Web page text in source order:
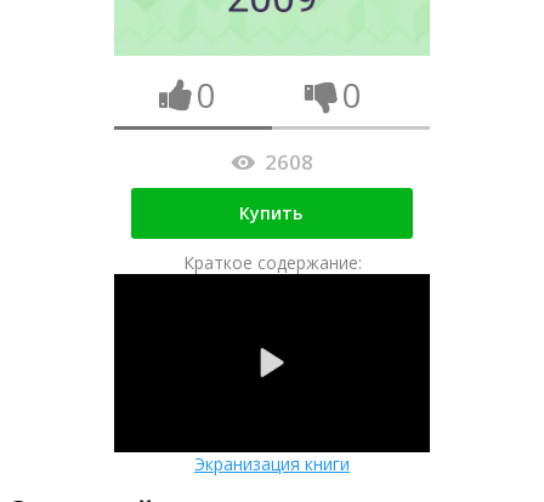
0 0
2608
Купить
Краткое содержание:
Экранизация книги